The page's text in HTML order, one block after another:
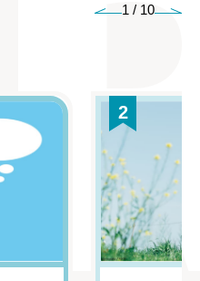
1 / 10
2